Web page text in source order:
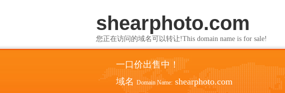
shearphoto.com
您正在访问的域名可以转让!This domain name is for sale!
一口价出售中！
域名 Domain Name: shearphoto.com